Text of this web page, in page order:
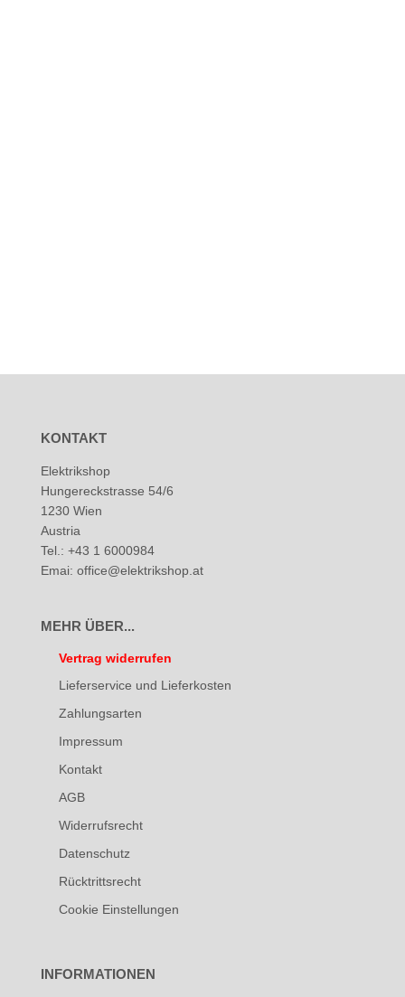
KONTAKT
Elektrikshop
Hungereckstrasse 54/6
1230 Wien
Austria
Tel.: +43 1 6000984
Emai: office@elektrikshop.at
MEHR ÜBER...
Vertrag widerrufen
Lieferservice und Lieferkosten
Zahlungsarten
Impressum
Kontakt
AGB
Widerrufsrecht
Datenschutz
Rücktrittsrecht
Cookie Einstellungen
INFORMATIONEN